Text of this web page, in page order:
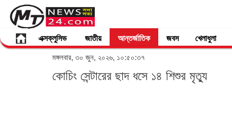
এক্সক্লুসিভ জাতীয় আন্তর্জাতিক জবস খেলাধুলা
মঙ্গলবার, ৩০ জুন, ২০২৬, ১০:৫০:৩৭
কোচিং সেন্টারের ছাদ ধসে ১৪ শিশুর মৃত্যু